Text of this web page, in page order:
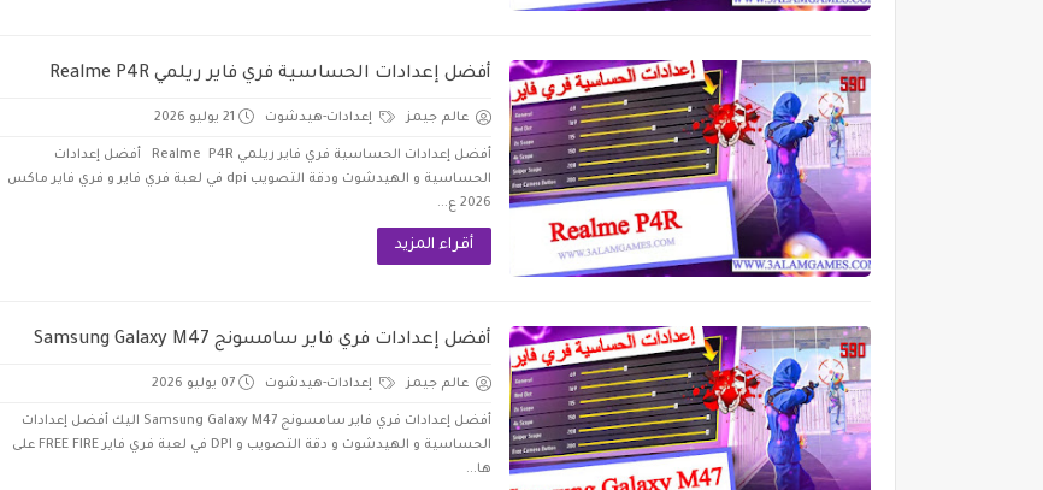
أفضل إعدادات الحساسية فري فاير ريلمي Realme P4R
عالم جيمز إعدادات-هيدشوت 21 يوليو 2026
أفضل إعدادات الحساسية فري فاير ريلمي Realme P4R أفضل إعدادات
الحساسية و الهيدشوت ودقة التصويب dpi في لعبة فري فاير و فري فاير ماكس
2026 ع...
أقراء المزيد
أفضل إعدادات فري فاير سامسونج Samsung Galaxy M47
عالم جيمز إعدادات-هيدشوت 07 يوليو 2026
أفضل إعدادات فري فاير سامسونج Samsung Galaxy M47 اليك أفضل إعدادات
الحساسية و الهيدشوت و دقة التصويب و DPI في لعبة فري فاير FREE FIRE على
ها...